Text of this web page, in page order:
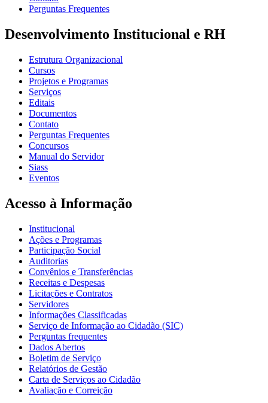
Perguntas Frequentes
Desenvolvimento Institucional e RH
Estrutura Organizacional
Cursos
Projetos e Programas
Serviços
Editais
Documentos
Contato
Perguntas Frequentes
Concursos
Manual do Servidor
Siass
Eventos
Acesso à Informação
Institucional
Ações e Programas
Participação Social
Auditorias
Convênios e Transferências
Receitas e Despesas
Licitações e Contratos
Servidores
Informações Classificadas
Serviço de Informação ao Cidadão (SIC)
Perguntas frequentes
Dados Abertos
Boletim de Serviço
Relatórios de Gestão
Carta de Serviços ao Cidadão
Avaliação e Correição